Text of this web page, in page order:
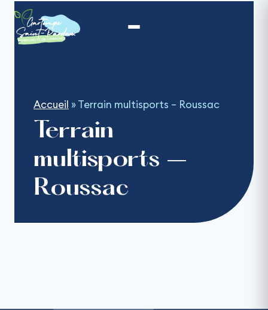
contenu
Accueil » Terrain multisports – Roussac
Terrain
multisports –
Roussac